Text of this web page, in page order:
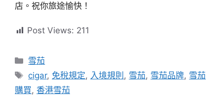
店。祝你旅途愉快！
Post Views: 211
分
類
雪茄
標
籤
cigar, 免稅規定, 入境規則 , 雪茄, 雪茄品牌, 雪茄
購買, 香港雪茄